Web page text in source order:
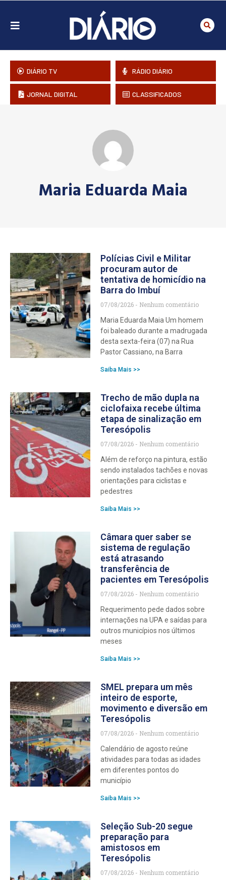
DIÁRIO TV RÁDIO DIÁRIO
JORNAL DIGITAL CLASSIFICADOS
Maria Eduarda Maia
Polícias Civil e Militar
procuram autor de
tentativa de homicídio na
Barra do Imbuí
07/08/2026
Nenhum comentário
Maria Eduarda Maia Um homem
foi baleado durante a madrugada
desta sexta-feira (07) na Rua
Pastor Cassiano, na Barra
Saiba Mais >>
Trecho de mão dupla na
ciclofaixa recebe última
etapa de sinalização em
Teresópolis
07/08/2026
Nenhum comentário
Além de reforço na pintura, estão
sendo instalados tachões e novas
orientações para ciclistas e
pedestres
Saiba Mais >>
Câmara quer saber se
sistema de regulação
está atrasando
transferência de
pacientes em Teresópolis
07/08/2026
Nenhum comentário
Requerimento pede dados sobre
internações na UPA e saídas para
outros municípios nos últimos
meses
Saiba Mais >>
SMEL prepara um mês
inteiro de esporte,
movimento e diversão em
Teresópolis
07/08/2026
Nenhum comentário
Calendário de agosto reúne
atividades para todas as idades
em diferentes pontos do
município
Saiba Mais >>
Seleção Sub-20 segue
preparação para
amistosos em
Teresópolis
07/08/2026
Nenhum comentário